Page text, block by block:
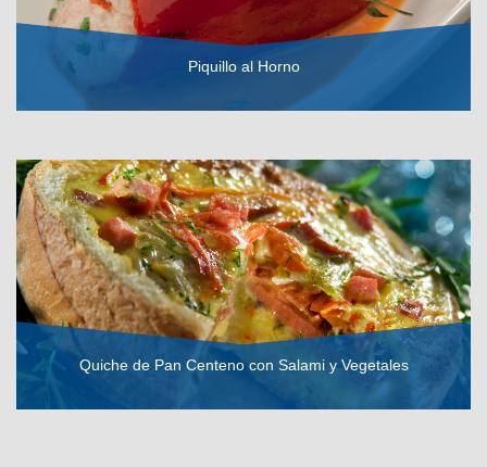
Piquillo al Horno
Quiche de Pan Centeno con Salami y Vegetales